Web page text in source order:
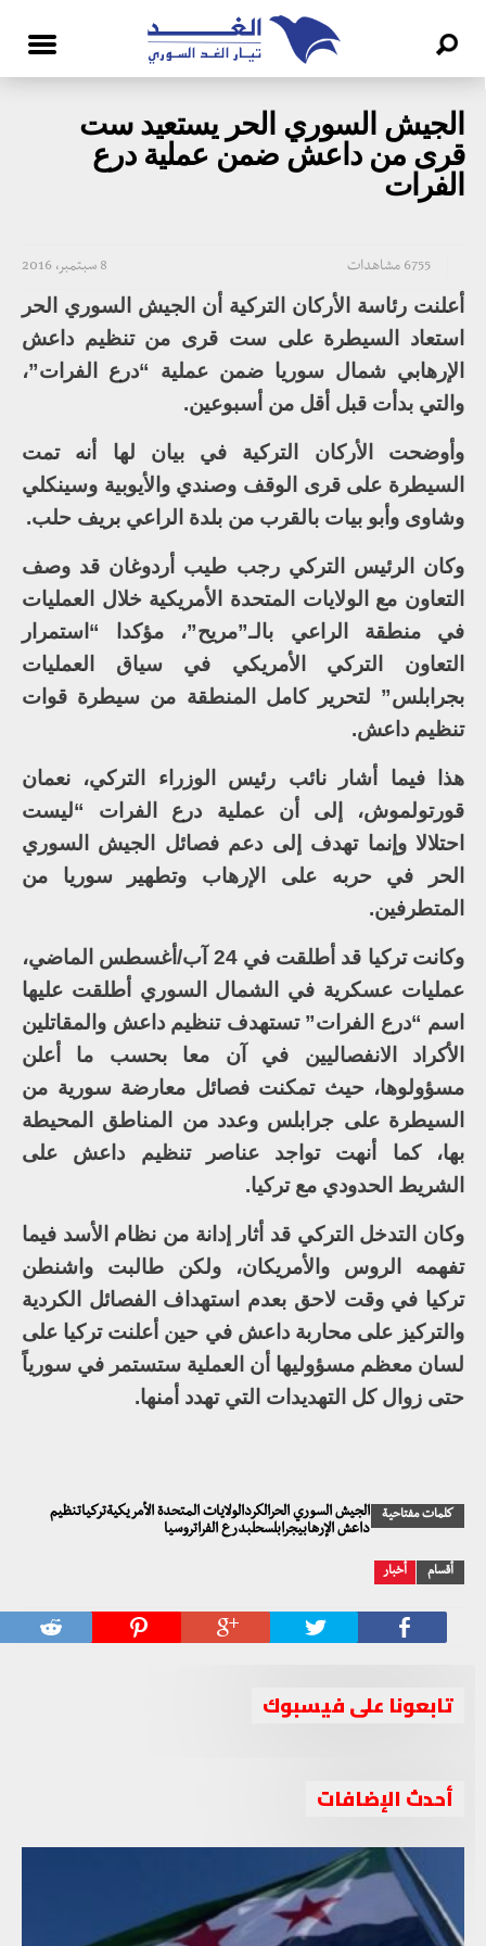
الجيش السوري الحر يستعيد ست
قرى من داعش ضمن عملية درع
الفرات
8 سبتمبر، 2016 6755 مشاهدات
أعلنت رئاسة الأركان التركية أن الجيش السوري الحر
استعاد السيطرة على ست قرى من تنظيم داعش
الإرهابي شمال سوريا ضمن عملية “درع الفرات”،
والتي بدأت قبل أقل من أسبوعين.
وأوضحت الأركان التركية في بيان لها أنه تمت
السيطرة على قرى الوقف وصندي والأيوبية وسينكلي
وشاوى وأبو بيات بالقرب من بلدة الراعي بريف حلب.
وكان الرئيس التركي رجب طيب أردوغان قد وصف
التعاون مع الولايات المتحدة الأمريكية خلال العمليات
في منطقة الراعي بالـ”مريح”، مؤكدا “استمرار
التعاون التركي الأمريكي في سياق العمليات
بجرابلس” لتحرير كامل المنطقة من سيطرة قوات
تنظيم داعش.
هذا فيما أشار نائب رئيس الوزراء التركي، نعمان
قورتولموش، إلى أن عملية درع الفرات “ليست
احتلالا وإنما تهدف إلى دعم فصائل الجيش السوري
الحر في حربه على الإرهاب وتطهير سوريا من
المتطرفين.
وكانت تركيا قد أطلقت في 24 آب/أغسطس الماضي،
عمليات عسكرية في الشمال السوري أطلقت عليها
اسم “درع الفرات” تستهدف تنظيم داعش والمقاتلين
الأكراد الانفصاليين في آن معا بحسب ما أعلن
مسؤولوها، حيث تمكنت فصائل معارضة سورية من
السيطرة على جرابلس وعدد من المناطق المحيطة
بها، كما أنهت تواجد عناصر تنظيم داعش على
الشريط الحدودي مع تركيا.
وكان التدخل التركي قد أثار إدانة من نظام الأسد فيما
تفهمه الروس والأمريكان، ولكن طالبت واشنطن
تركيا في وقت لاحق بعدم استهداف الفصائل الكردية
والتركيز على محاربة داعش في حين أعلنت تركيا على
لسان معظم مسؤوليها أن العملية ستستمر في سورياً
حتى زوال كل التهديدات التي تهدد أمنها.
كلمات مفتاحية
الجيش السوري الحرالكردالولايات المتحدة الأمريكيةتركياتنظيم
داعش الإرهابيجرابلسحلبدرع الفراتروسيا
أقسام أخبار
تابعونا على فيسبوك
أحدث الإضافات